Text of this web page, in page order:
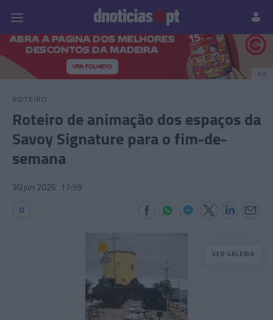
Prazeres Paisagens
PUB
ROTEIRO
Roteiro de animação dos espaços da
Savoy Signature para o fim-de-
semana
30 jun 2026 17:59
0
VER GALERIA